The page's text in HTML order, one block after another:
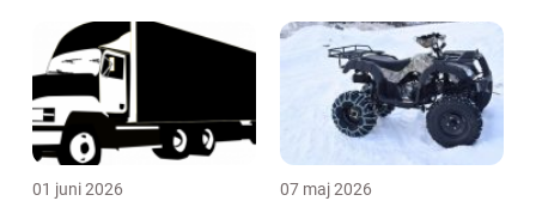
01 juni 2026 07 maj 2026